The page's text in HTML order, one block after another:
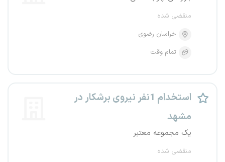
منقضی شده
خراسان رضوی
تمام وقت
استخدام 1نفر نیروی برشکار در
مشهد
یک مجموعه معتبر
منقضی شده